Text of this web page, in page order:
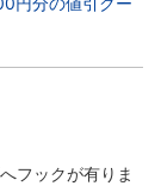
フックが有りま